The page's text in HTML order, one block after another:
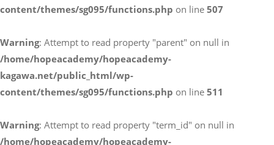
087-887-7663
Webからのお問い合わせ
CONTACT
content/themes/sg095/functions.php on line 507
Warning: Attempt to read property "parent" on null in
/home/hopeacademy/hopeacademy-
kagawa.net/public_html/wp-
content/themes/sg095/functions.php on line 511
Warning: Attempt to read property "term_id" on null in
/home/hopeacademy/hopeacademy-